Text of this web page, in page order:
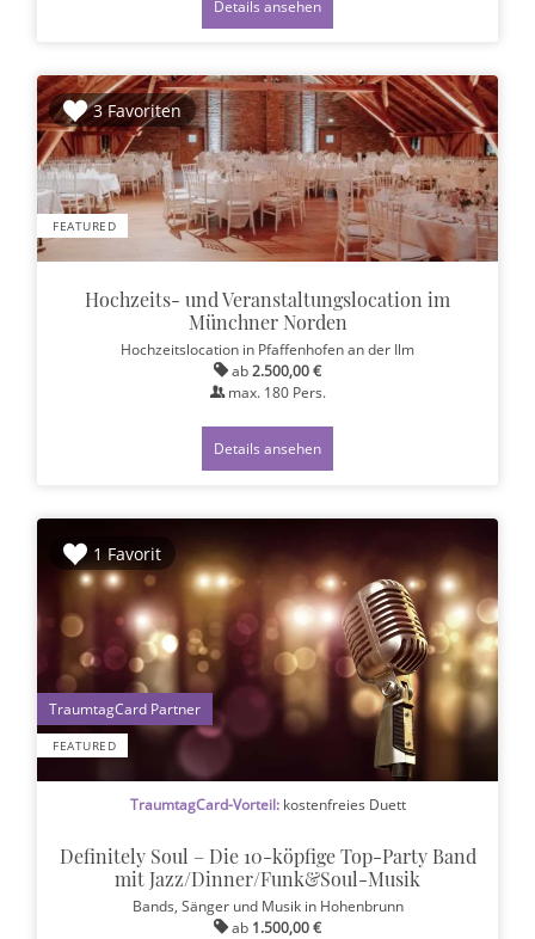
Details ansehen
3 Favoriten
FEATURED
Hochzeits- und Veranstaltungslocation im
Münchner Norden
Hochzeitslocation in Pfaffenhofen an der Ilm
ab2.500,00 €
max. 180Pers.
Details ansehen
1 Favorit
FEATURED
1
TraumtagCard-Vorteil:kostenfreies Duett
Definitely Soul – Die 10-köpfige Top-Party Band
mit Jazz/Dinner/Funk&Soul-Musik
Bands, Sänger und Musik in Hohenbrunn
ab 1.500,00 €